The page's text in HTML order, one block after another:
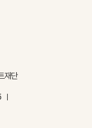
재단